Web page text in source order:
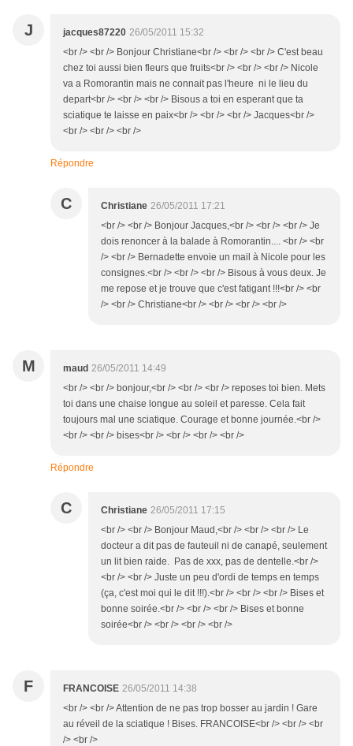
J jacques87220 26/05/2011 15:32
<br /> <br /> Bonjour Christiane<br /> <br /> <br /> C'est beau
chez toi aussi bien fleurs que fruits<br /> <br /> <br /> Nicole
va a Romorantin mais ne connait pas l'heure ni le lieu du
depart<br /> <br /> <br /> Bisous a toi en esperant que ta
sciatique te laisse en paix<br /> <br /> <br /> Jacques<br />
<br /> <br /> <br />
Répondre
C Christiane 26/05/2011 17:21
<br /> <br /> Bonjour Jacques,<br /> <br /> <br /> Je
dois renoncer à la balade à Romorantin.... <br /> <br
/> <br /> Bernadette envoie un mail à Nicole pour les
consignes.<br /> <br /> <br /> Bisous à vous deux. Je
me repose et je trouve que c'est fatigant !!!<br /> <br
/> <br /> Christiane<br /> <br /> <br /> <br />
M maud 26/05/2011 14:49
<br /> <br /> bonjour,<br /> <br /> <br /> reposes toi bien. Mets
toi dans une chaise longue au soleil et paresse. Cela fait
toujours mal une sciatique. Courage et bonne journée.<br />
<br /> <br /> bises<br /> <br /> <br /> <br />
Répondre
C Christiane 26/05/2011 17:15
<br /> <br /> Bonjour Maud,<br /> <br /> <br /> Le
docteur a dit pas de fauteuil ni de canapé, seulement
un lit bien raide. Pas de xxx, pas de dentelle.<br />
<br /> <br /> Juste un peu d'ordi de temps en temps
(ça, c'est moi qui le dit !!!).<br /> <br /> <br /> Bises et
bonne soirée.<br /> <br /> <br /> Bises et bonne
soirée<br /> <br /> <br /> <br />
F FRANCOISE 26/05/2011 14:38
<br /> <br /> Attention de ne pas trop bosser au jardin ! Gare
au réveil de la sciatique ! Bises. FRANCOISE<br /> <br /> <br
/> <br />